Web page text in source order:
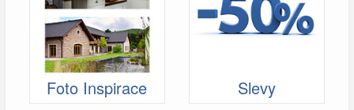
Foto Inspirace Slevy